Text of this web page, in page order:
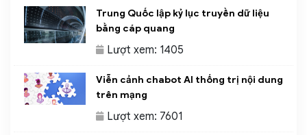
Trung Quốc lập kỷ lục truyền dữ liệu
bằng cáp quang
Lượt xem: 1405
Viễn cảnh chabot AI thống trị nội dung
trên mạng
Lượt xem: 7601